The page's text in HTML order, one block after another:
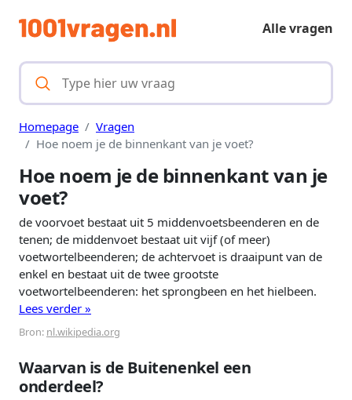
Alle vragen
Homepage
Vragen
Hoe noem je de binnenkant van je voet?
Hoe noem je de binnenkant van je
voet?
de voorvoet bestaat uit 5 middenvoetsbeenderen en de
tenen; de middenvoet bestaat uit vijf (of meer)
voetwortelbeenderen; de achtervoet is draaipunt van de
enkel en bestaat uit de twee grootste
voetwortelbeenderen: het sprongbeen en het hielbeen.
Lees verder »
Bron: nl.wikipedia.org
Waarvan is de Buitenenkel een
onderdeel?